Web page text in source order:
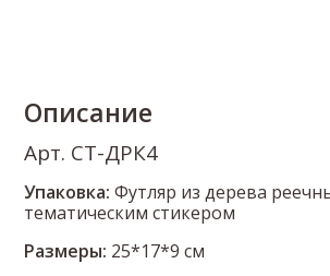
Описание
Арт. СТ-ДРК4
Упаковка: Футляр из дерева
тематическим стикером
Размеры: 25*17*9 см